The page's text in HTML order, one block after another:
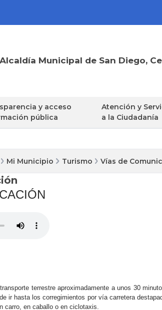
Alcaldía Municipal de San Diego,
y acceso
pública
Atención y
a la Ciudadanía
Mi Municipio Turismo Vías de
terrestre aproximadamente a unos 30
ir hasta los corregimientos por vía carretera
carro, en caballo o en ciclotaxis.